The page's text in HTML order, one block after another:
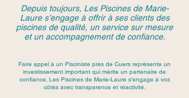
Depuis toujours, Les Piscines de Marie-
Laure s’engage à offrir à ses clients des
piscines de qualité, un service sur mesure
et un accompagnement de confiance.
Faire appel à un Pisciniste près de Cuers représente un
investissement important qui mérite un partenaire de
confiance. Les Piscines de Marie-Laure s'engage à vos
côtés avec transparence et réactivité.